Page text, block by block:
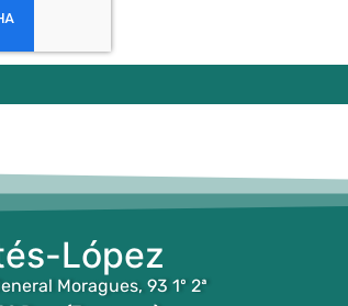
López
Moragues, 93 1º 2ª